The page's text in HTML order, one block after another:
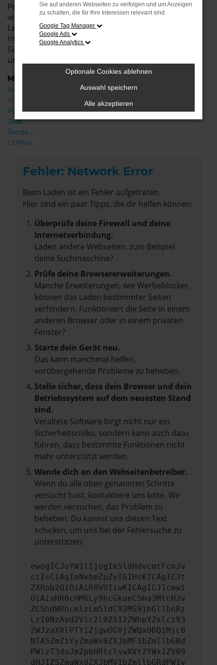
Profitieren Sie von unseren zusätzlichenServices
wie attraktiven Finanzierungsmöglichkeiten,
Leasingangeboten und der bequemen
Inzahlungnahme Ihres alten Fahrzeugs. Besuchen
Sie uns und überzeugen Sie sich von der Qualität
und dem Service, den wir Ihnen bieten!
Marken
Audi
VW
Porsche
Seat
Škoda
CUPRA
Fehler: Network Error
Beim Laden ist ein Fehler aufgetreten.
Hier sind ein paar Tipps, die dir helfen können:
Überprüfe deine Firewall und deine
Internetverbindung.
Laden andere Webseiten, zum Beispiel
deine Suchmaschine?
Prüfe deine Browsererweiterungen.
Manche Erweiterungen, wie Werbeblocker,
können das Laden bestimmter Seiten
verhindern. Funktioniert die Seite in einem
anderen Browser oder in einem privaten
Fenster?
Starte dein Gerät neu.
Das kann manchmal helfen,
vorübergehende Probleme zu beheben.
Stelle sicher, dass dein Browser und dein
Betriebssystem auf dem neuesten Stand
sind.
Veraltete Software birgt nicht nur ein
Sicherheitsrisiko, sondern kann auch dazu
führen, dass bestimmte Funktionen nicht
mehr unterstützt werden.
Wende dich an den Webseitenbetreiber.
Wenn du alle oben genannten Schritte
versucht hast, kontaktiere uns bitte. Wir
werden versuchen, das Problem zu
beheben. Du kannst uns diesen Text
schicken, um uns bei der Fehlersuche zu
unterstützen:
ewogICJuYW1lIjogIk5ldHdvcmtFcnJv
ciIsCiAgImNvbmZpZyI6IHsKICAgICJt
ZXRob2QiOiAiR0VUIiwKICAgICJ1cmwi
OiAiaHR0cHM6Ly9hcGkueC5ha3MtcHJv
ZC5hdWRhcmlzLm5ldC92MS9jbGllbnRz
LzI0NzAvd2Vic2l0ZS12ZWhpY2xlcz93
ZWJzaXRlPTY1ZjgwOGVjZWQxODQ1Mjc0
NTA5ZmZiYyZmaWx0ZXJbMF1bZmllbGRd
PWlzT3duJmZpbHRlclswXVt2YWx1ZV09
dHJ1ZSZmaWx0ZXJbMV1bZmllbGRdPW1v
Sie auf anderen Webseiten zu verfolgen und um Anzeigen
zu schalten, die für Ihre Interessen relevant sind.
Google Tag Manager
Google Ads
Google Analytics
Optionale Cookies ablehnen
Auswahl speichern
Alle akzeptieren